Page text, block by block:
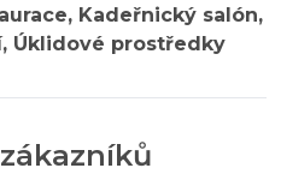
Kadeřnický salón,
Úklidové prostředky